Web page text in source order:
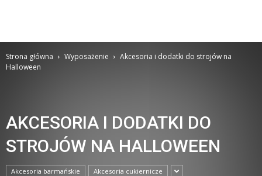
Strona główna Wyposażenie
Akcesoria i dodatki do strojów na
Halloween
AKCESORIA I DODATKI DO
STROJÓW NA HALLOWEEN
Akcesoria barmańskie Akcesoria cukiernicze